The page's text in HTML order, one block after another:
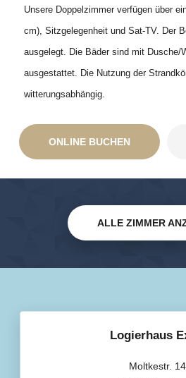
Unsere Doppelzimmer verfügen über
cm), Sitzgelegenheit und Sat-TV. Der
ausgelegt. Die Bäder sind mit Dusche/
ausgestattet. Die Nutzung der
witterungsabhängig.
ONLINE BUCHEN
ALLE ZIMMER
Logierhaus
Moltkestr. 14